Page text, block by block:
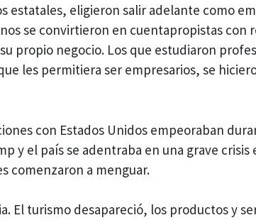
estatales, eligieron salir adelante como
se convirtieron en cuentapropistas con
propio negocio. Los que estudiaron
les permitiera ser empresarios, se
con Estados Unidos empeoraban
y el país se adentraba en una grave crisis
comenzaron a menguar.
El turismo desapareció, los productos y